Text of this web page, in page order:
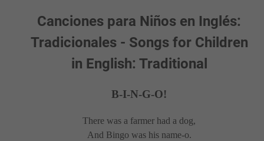
Canciones para Niños en Inglés:
Tradicionales - Songs for Children
in English: Traditional
B-I-N-G-O!
There was a farmer had a dog,
And Bingo was his name-o.